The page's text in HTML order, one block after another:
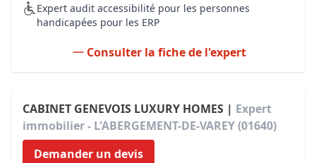
Expert audit accessibilité pour les personnes
handicapées pour les ERP
Consulter la fiche de l'expert
CABINET GENEVOIS LUXURY HOMES | Expert
immobilier - L'ABERGEMENT-DE-VAREY (01640)
Demander un devis